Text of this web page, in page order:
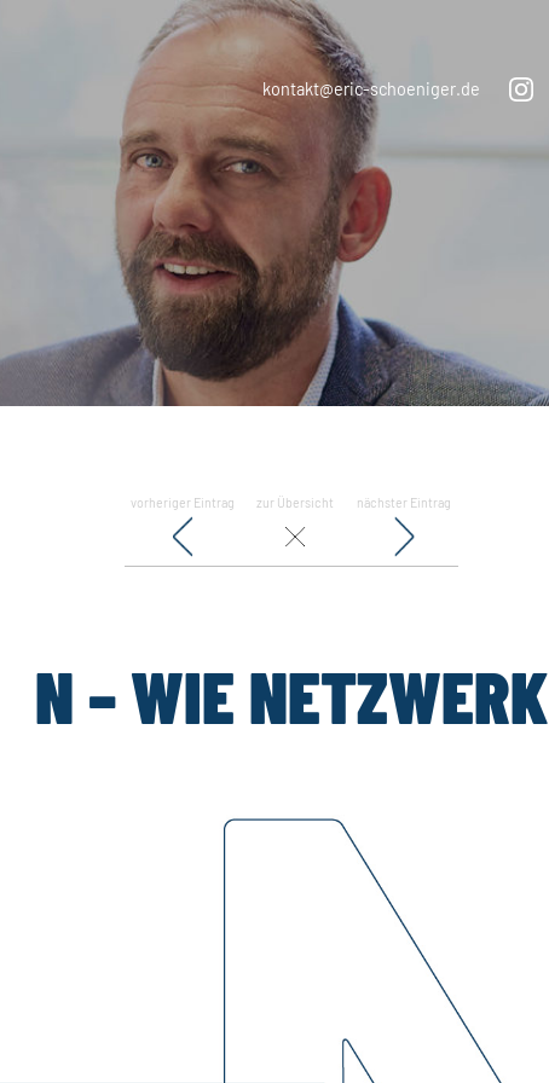
kontakt@eric-schoeniger.de
vorheriger Eintrag zur Übersicht nächster Eintrag
N – WIE NETZWERK